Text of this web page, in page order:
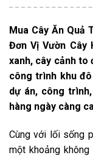
Mua Cây Ăn Quả
Đơn Vị Vườn Cây
xanh, cây cảnh to
công trình khu
dự án, công
hàng ngày càng
Cùng với lối sống
một khoảng